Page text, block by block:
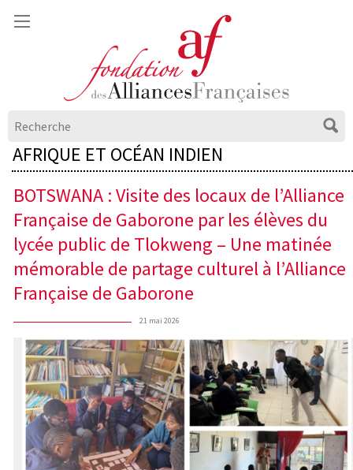
AFRIQUE ET OCÉAN INDIEN
BOTSWANA : Visite des locaux de l’Alliance
Française de Gaborone par les élèves du
lycée public de Tlokweng – Une matinée
mémorable de partage culturel à l’Alliance
Française de Gaborone
21 mai 2026